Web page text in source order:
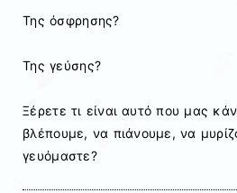
Της όσφρησης?
Της γεύσης?
Ξέρετε τι είναι αυτό που μας
βλέπουμε, να πιάνουμε, να
γευόμαστε?